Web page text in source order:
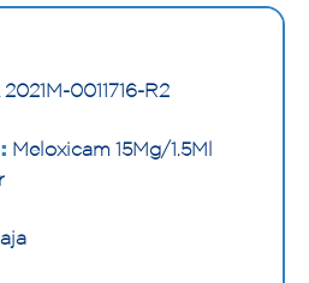
0011716-R2
Meloxicam 15Mg/1.5Ml